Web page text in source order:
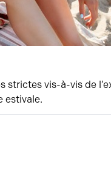
strictes vis-à-vis de
estivale.